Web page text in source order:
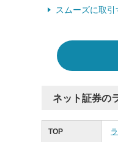
スムーズに取
ネット証券の
TOP